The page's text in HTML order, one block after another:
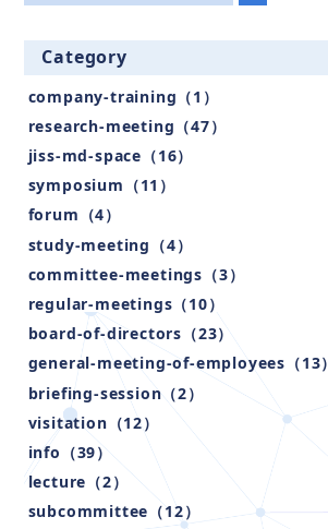
Category
company-training（1）
research-meeting（47）
jiss-md-space（16）
symposium（11）
forum（4）
study-meeting（4）
committee-meetings（3）
regular-meetings（10）
board-of-directors（23）
general-meeting-of-employees（13）
briefing-session（2）
visitation（12）
info（39）
lecture（2）
subcommittee（12）